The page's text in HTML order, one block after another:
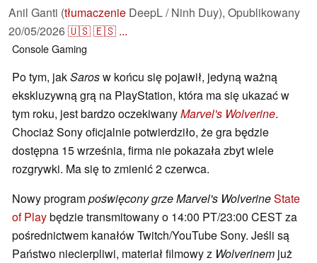
Anil Ganti (tłumaczenie DeepL / Ninh Duy), Opublikowany
20/05/2026🇺🇸🇪🇸 ...
ConsoleGaming
Po tym, jakSarosw końcu się pojawił, jedyną ważną
ekskluzywną grą na PlayStation, która ma się ukazać w
tym roku, jest bardzo oczekiwanyMarvel's Wolverine.
Chociaż Sony oficjalnie potwierdziło, że gra będzie
dostępna 15 września, firma nie pokazała zbyt wiele
rozgrywki. Ma się to zmienić 2 czerwca.
Nowy programpoświęcony grze Marvel's WolverineState
of Playbędzie transmitowany o 14:00 PT/23:00 CEST za
pośrednictwem kanałów Twitch/YouTube Sony. Jeśli są
Państwo niecierpliwi, materiał filmowy z Wolverinem już